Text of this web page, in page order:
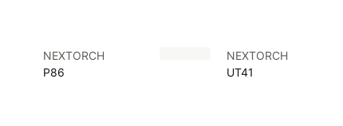
NEXTORCH
P86
NEXTORCH
UT41